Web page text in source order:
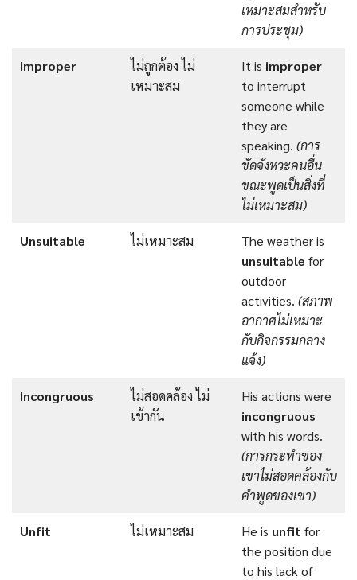
เหมาะสมสำหรับ
การประชุม)
Improper
ไม่ถูกต้อง ไม่
เหมาะสม
It is improper
to interrupt
someone while
they are
speaking. (การ
ขัดจังหวะคนอื่น
ขณะพูดเป็นสิ่งที่
ไม่เหมาะสม)
Unsuitable ไม่เหมาะสม
The weather is
unsuitable for
outdoor
activities. (สภาพ
อากาศไม่เหมาะ
กับกิจกรรมกลาง
แจ้ง)
Incongruous
ไม่สอดคล้อง ไม่
เข้ากัน
His actions were
incongruous
with his words.
(การกระทำของ
เขาไม่สอดคล้องกับ
คำพูดของเขา)
Unfit ไม่เหมาะสม He is unfit for
the position due
to his lack of